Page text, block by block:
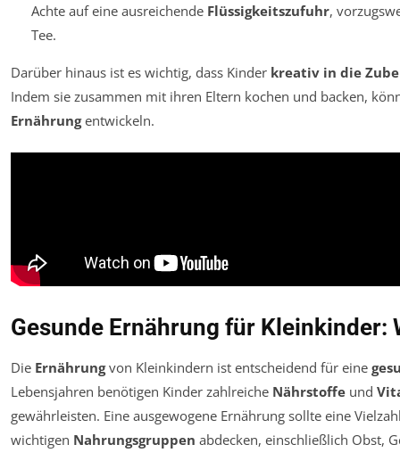
Achte auf eine ausreichende Flüssigkeitszufuhr,
Tee.
Darüber hinaus ist es wichtig, dass Kinder kreativ in die
Indem sie zusammen mit ihren Eltern kochen und backen,
Ernährungentwickeln.
Gesunde Ernährung für Kleinkinder:
Die Ernährungvon Kleinkindern ist entscheidend für eine
Lebensjahren benötigen Kinder zahlreiche Nährstoffe und
gewährleisten. Eine ausgewogene Ernährung sollte eine
wichtigen Nahrungsgruppen abdecken, einschließlich Obst,